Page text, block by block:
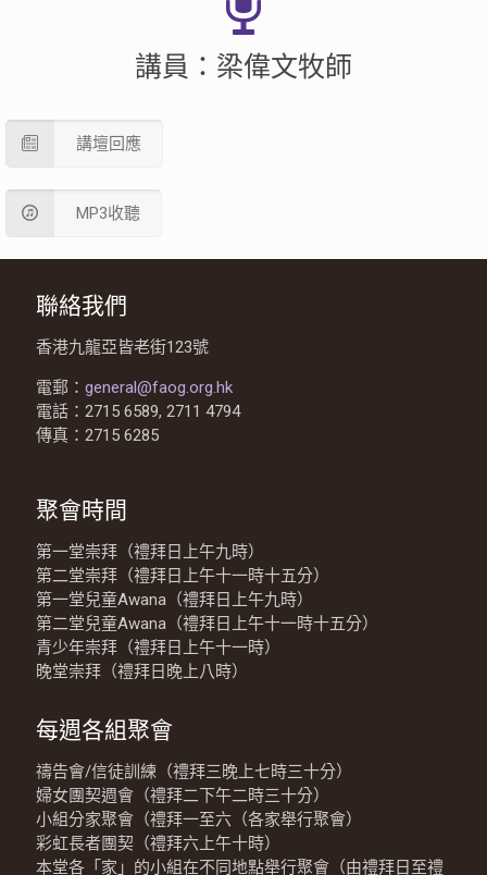
講員：梁偉文牧師
講壇回應
MP3收聽
聯絡我們
香港九龍亞皆老街123號
電郵： general@faog.org.hk
電話：2715 6589, 2711 4794
傳真：2715 6285
聚會時間
第一堂崇拜（禮拜日上午九時）
第二堂崇拜（禮拜日上午十一時十五分）
第一堂兒童Awana（禮拜日上午九時）
第二堂兒童Awana（禮拜日上午十一時十五分）
青少年崇拜（禮拜日上午十一時）
晚堂崇拜（禮拜日晚上八時）
每週各組聚會
禱告會/信徒訓練（禮拜三晚上七時三十分）
婦女團契週會（禮拜二下午二時三十分）
小組分家聚會（禮拜一至六（各家舉行聚會）
彩虹長者團契（禮拜六上午十時）
本堂各「家」的小組在不同地點舉行聚會（由禮拜日至禮